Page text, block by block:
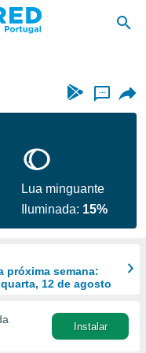
...
Lua minguante
Iluminada: 15%
próxima semana:
12 de agosto
Instalar